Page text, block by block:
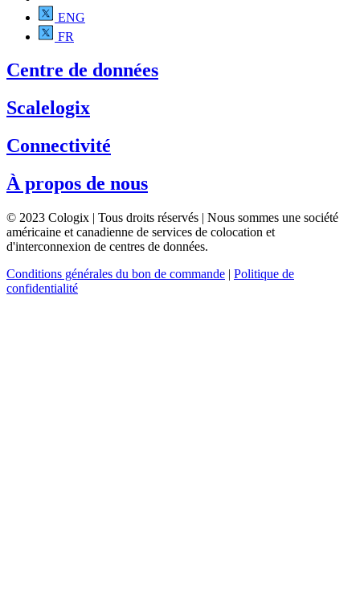
ENG
FR
Centre de données
Scalelogix
Connectivité
À propos de nous
© 2023 Cologix | Tous droits réservés | Nous sommes une société
américaine et canadienne de services de colocation et
d'interconnexion de centres de données.
Conditions générales du bon de commande | Politique de
confidentialité